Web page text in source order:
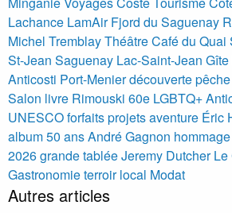
Lachance LamAir Fjord du Saguenay
Michel TremblayThéâtreCafé du Quai
St-Jean Saguenay Lac-Saint-Jean
Anticosti Port-Menier découverte
Salon livre Rimouski 60e LGBTQ+
UNESCO forfaits projets aventure Éric
album 50 ans André Gagnon hommage
2026 grande tablée Jeremy Dutcher Le
Gastronomie terroir local Modat
Autres articles